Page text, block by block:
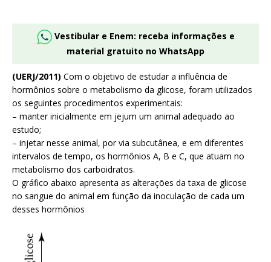
Vestibular e Enem: receba informações e
material gratuito no WhatsApp
(UERJ/2011) Com o objetivo de estudar a influência de
hormônios sobre o metabolismo da glicose, foram utilizados
os seguintes procedimentos experimentais:
– manter inicialmente em jejum um animal adequado ao
estudo;
– injetar nesse animal, por via subcutânea, e em diferentes
intervalos de tempo, os hormônios A, B e C, que atuam no
metabolismo dos carboidratos.
O gráfico abaixo apresenta as alterações da taxa de glicose
no sangue do animal em função da inoculação de cada um
desses hormônios